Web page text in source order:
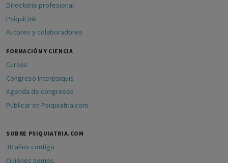
Directorio profesional
PsiquiLink
Autores y colaboradores
FORMACIÓN Y CIENCIA
Cursos
Congreso Interpsiquis
Agenda de congresos
Publicar en Psiquiatria.com
SOBRE PSIQUIATRIA.COM
30 años contigo
Quiénes somos